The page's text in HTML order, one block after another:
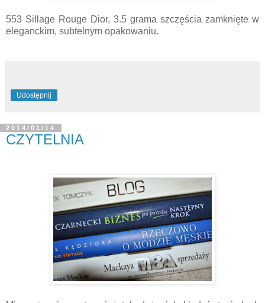
553 Sillage Rouge Dior, 3.5 grama szczęścia zamknięte w
eleganckim, subtelnym opakowaniu.
Udostępnij
2014/01/14
CZYTELNIA